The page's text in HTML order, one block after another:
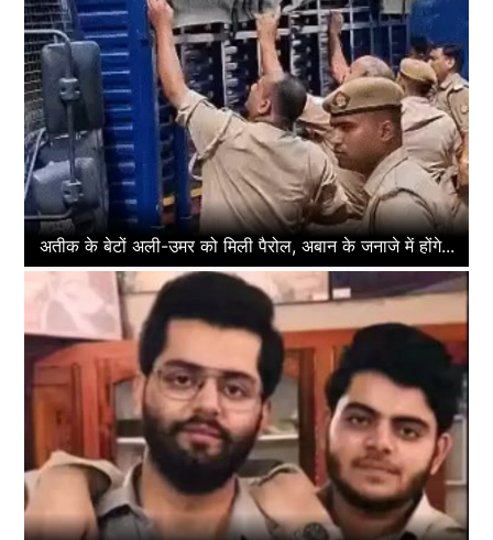
अतीक के बेटों अली-उमर को मिली पैरोल, अबान के जनाजे में होंगे...